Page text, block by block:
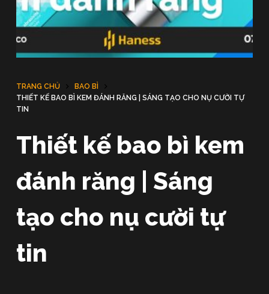
u
n
g
TRANG CHỦ
BAO BÌ
THIẾT KẾ BAO BÌ KEM ĐÁNH RĂNG | SÁNG TẠO CHO NỤ CƯỜI TỰ
TIN
Thiết kế bao bì kem
đánh răng | Sáng
tạo cho nụ cười tự
tin